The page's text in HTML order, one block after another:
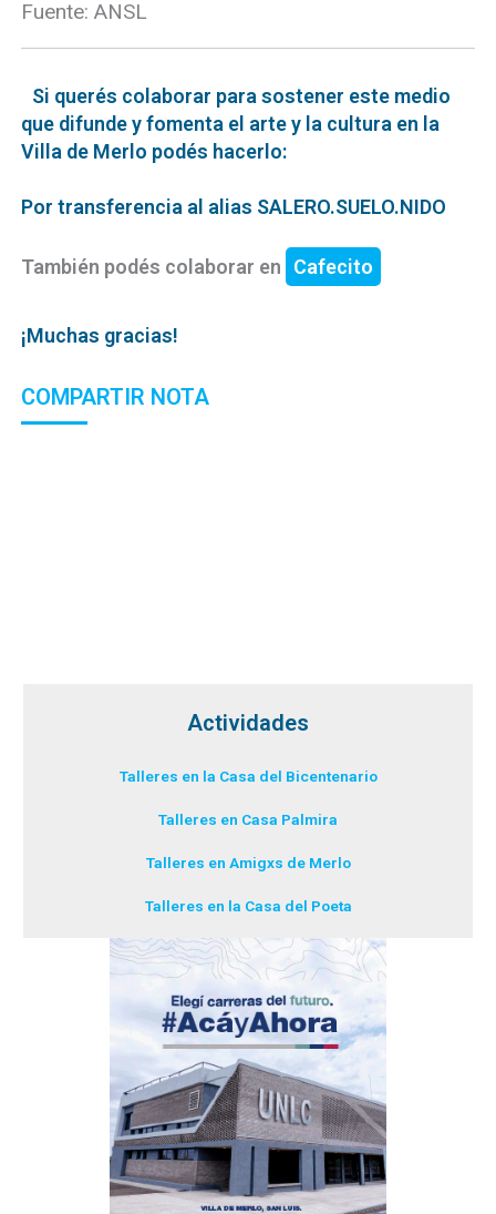
Fuente: ANSL
Si querés colaborar para sostener este medio
que difunde y fomenta el arte y la cultura en la
Villa de Merlo podés hacerlo:
Por transferencia al alias SALERO.SUELO.NIDO
También podés colaborar en Cafecito
¡Muchas gracias!
COMPARTIR NOTA
Actividades
Talleres en la Casa del Bicentenario
Talleres en Casa Palmira
Talleres en Amigxs de Merlo
Talleres en la Casa del Poeta